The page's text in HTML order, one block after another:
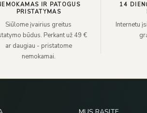
IR PATOGUS
PRISTATYMAS
Siūlome įvairius greitus
būdus. Perkant už 49 €
ar daugiau - pristatome
nemokamai.
14
Internetu